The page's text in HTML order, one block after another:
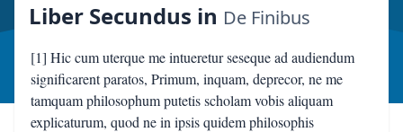
Liber Secundus in De Finibus
[1] Hic cum uterque me intueretur seseque ad audiendum
significarent paratos, Primum, inquam, deprecor, ne me
tamquam philosophum putetis scholam vobis aliquam
explicaturum, quod ne in ipsis quidem philosophis